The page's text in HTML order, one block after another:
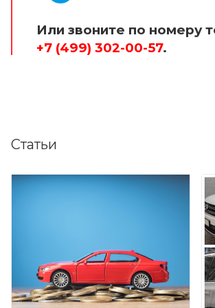
Или звоните по номеру
+7 (499) 302-00-57.
Статьи